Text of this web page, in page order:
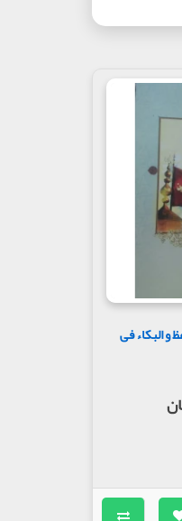
بر
در
از
به
و البکاء فی